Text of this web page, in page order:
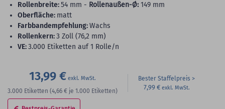
Rollenbreite:54 mm - Rollenaußen-Ø: 149 mm
Oberfläche: matt
Farbbandempfehlung:Wachs
Rollenkern:3 Zoll (76,2 mm)
VE:3.000 Etiketten auf 1 Rolle/n
13,99 €
3.000 Etiketten (4,66 € je 1.000 Etiketten)
Bester Staffelpreis
7,99 €